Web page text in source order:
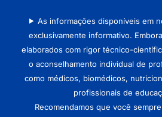
As informações disponíveis em
exclusivamente informativo.
elaborados com rigor técnico-
o aconselhamento individual de
como médicos, biomédicos,
profissionais de
Recomendamos que você